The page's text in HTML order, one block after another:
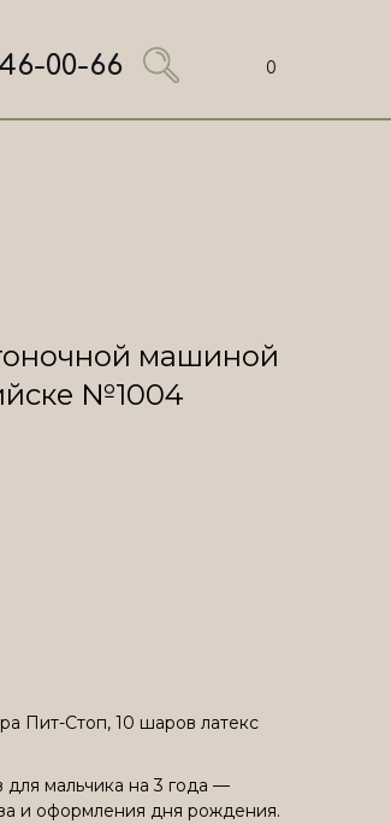
0
00-66
машиной
№1004
Пит-Стоп, 10 шаров латекс
мальчика на 3 года —
и оформления дня рождения.